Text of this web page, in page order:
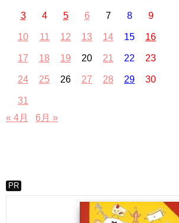
3 4 5 6 7 8 9
10 11 12 13 14 15 16
17 18 19 20 21 22 23
24 25 26 27 28 29 30
31
« 4月
6月 »
PR